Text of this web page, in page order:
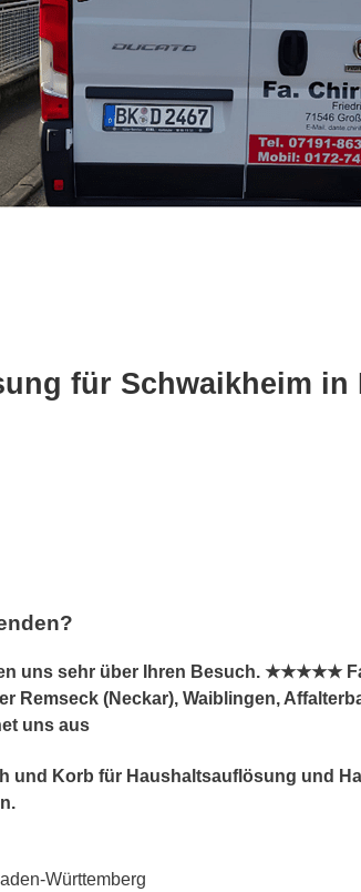
für Schwaikheim in
uns sehr über Ihren Besuch. ★★★★★
(Neckar), Waiblingen,
uns aus
und Korb für Haushaltsauflösung und
Württemberg